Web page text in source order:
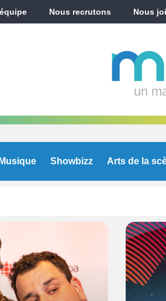
Nous recrutons Nous
un
Musique Showbizz Arts de la